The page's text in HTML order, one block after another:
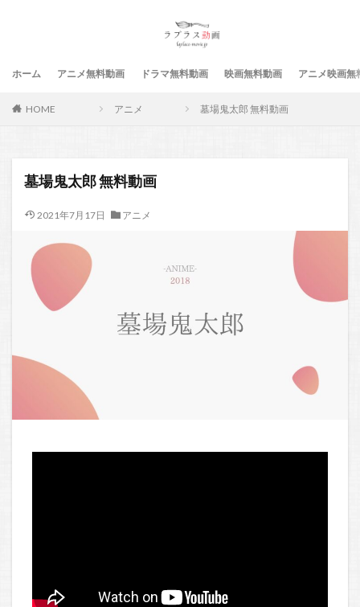
ホーム アニメ無料動画 ドラマ無料動画 映画無料動画 アニメ映画無
HOME アニメ 墓場鬼太郎 無料動画
墓場鬼太郎 無料動画
2021年7月17日 アニメ